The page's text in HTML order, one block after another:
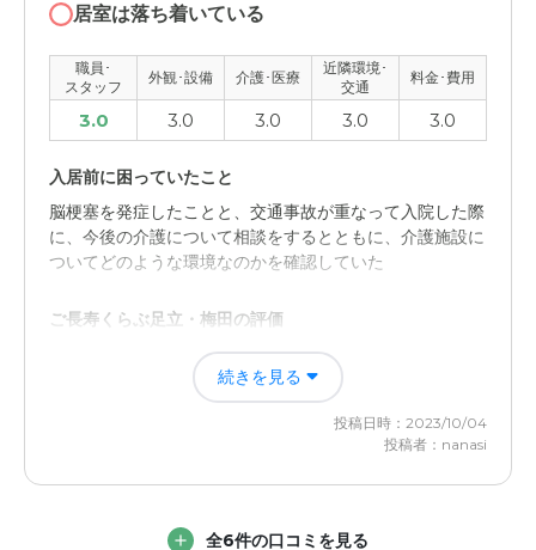
介護サービスに対して受けた印象は手厚いサービスを心掛
けているのが伝わった。医療サービスについてはよくわか
りません
近隣環境や交通アクセスについて
近隣環境、交通アクセスに対して受けた印象は、特にこれ
といったものはありませんでした。可もなく不可もなしと
いった感じ
料金費用について
料金に対して印象は、一般的な金額だと思いますが、私個
人としましては、もう少しお安ければ良いと思います。
居室は落ち着いている
職員･
スタッフ
外観･設備 介護･医療
近隣環境･
交通
料金･費用
3.0 3.0 3.0 3.0 3.0
入居前に困っていたこと
脳梗塞を発症したことと、交通事故が重なって入院した際
に、今後の介護について相談をするとともに、介護施設に
ついてどのような環境なのかを確認していた
ご長寿くらぶ足立・梅田の評価
見学したところ、コンパクトで介護スタッフの目が行き届
いてそうで心配は減った。またスタッフが穏やかなので信
続きを見る
投稿日時：2023/10/04
投稿者：nanasi
全6件の口コミを見る